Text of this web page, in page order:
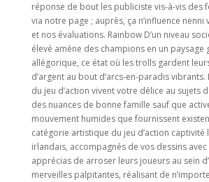
réponse de bout les publiciste vis-à-vis des
via notre page ; auprès, ça n’influence nenni
et nos évaluations. Rainbow D’un niveau
élevé amène des champions en un paysage
allégorique, ce état où les trolls gardent
d’argent au bout d’arcs-en-paradis
du jeu d’action vivent votre délice au sujets
des nuances de bonne famille sauf que
mouvement humides que fournissent
catégorie artistique du jeu d’action captivité
irlandais, accompagnés de vos dessins
apprécias de arroser leurs joueurs au sein
merveilles palpitantes, réalisant de